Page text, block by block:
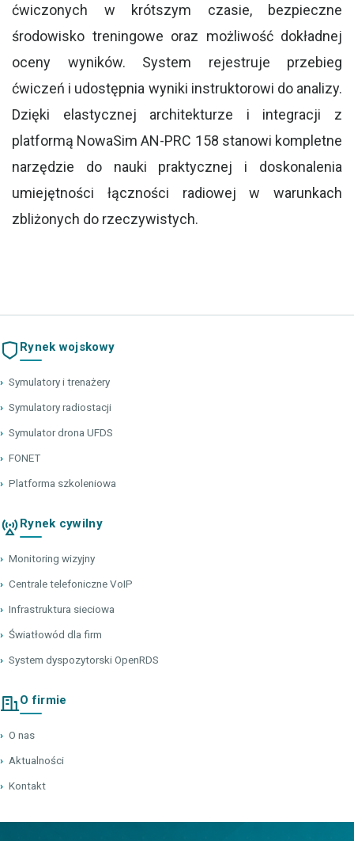
ćwiczonych w krótszym czasie, bezpieczne
środowisko treningowe oraz możliwość dokładnej
oceny wyników. System rejestruje przebieg
ćwiczeń i udostępnia wyniki instruktorowi do analizy.
Dzięki elastycznej architekturze i integracji z
platformą NowaSim AN-PRC 158 stanowi kompletne
narzędzie do nauki praktycznej i doskonalenia
umiejętności łączności radiowej w warunkach
zbliżonych do rzeczywistych.
Rynek wojskowy
› Symulatory i trenażery
› Symulatory radiostacji
› Symulator drona UFDS
› FONET
› Platforma szkoleniowa
Rynek cywilny
› Monitoring wizyjny
› Centrale telefoniczne VoIP
› Infrastruktura sieciowa
› Światłowód dla firm
› System dyspozytorski OpenRDS
O firmie
› O nas
› Aktualności
› Kontakt